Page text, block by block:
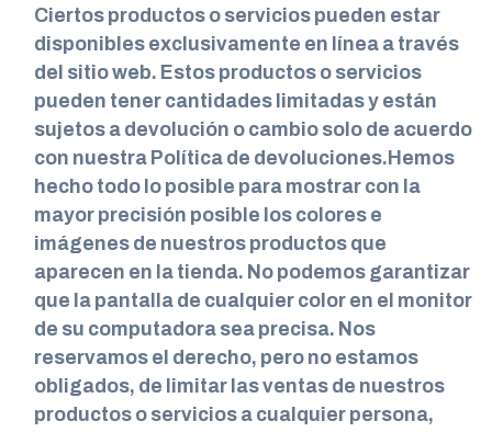
Ciertos productos o servicios pueden estar
disponibles exclusivamente en línea a través
del sitio web. Estos productos o servicios
pueden tener cantidades limitadas y están
sujetos a devolución o cambio solo de acuerdo
con nuestra Política de devoluciones.Hemos
hecho todo lo posible para mostrar con la
mayor precisión posible los colores e
imágenes de nuestros productos que
aparecen en la tienda. No podemos garantizar
que la pantalla de cualquier color en el monitor
de su computadora sea precisa. Nos
reservamos el derecho, pero no estamos
obligados, de limitar las ventas de nuestros
productos o servicios a cualquier persona,